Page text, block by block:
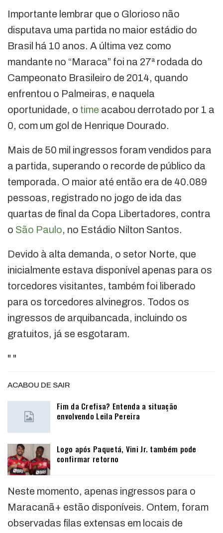
Importante lembrar que o Glorioso não
disputava uma partida no maior estádio do
Brasil há 10 anos. A última vez como
mandante no “Maraca” foi na 27ª rodada do
Campeonato Brasileiro de 2014, quando
enfrentou o Palmeiras, e naquela
oportunidade, o time acabou derrotado por 1 a
0, com um gol de Henrique Dourado.
Mais de 50 mil ingressos foram vendidos para
a partida, superando o recorde de público da
temporada. O maior até então era de 40.089
pessoas, registrado no jogo de ida das
quartas de final da Copa Libertadores, contra
o São Paulo, no Estádio Nilton Santos.
Devido à alta demanda, o setor Norte, que
inicialmente estava disponível apenas para os
torcedores visitantes, também foi liberado
para os torcedores alvinegros. Todos os
ingressos de arquibancada, incluindo os
gratuitos, já se esgotaram.
" "
ACABOU DE SAIR
Fim da Crefisa? Entenda a situação
envolvendo Leila Pereira
Logo após Paquetá, Vini Jr. também pode
confirmar retorno
Neste momento, apenas ingressos para o
Maracanã+ estão disponíveis. Ontem, foram
observadas filas extensas em locais de